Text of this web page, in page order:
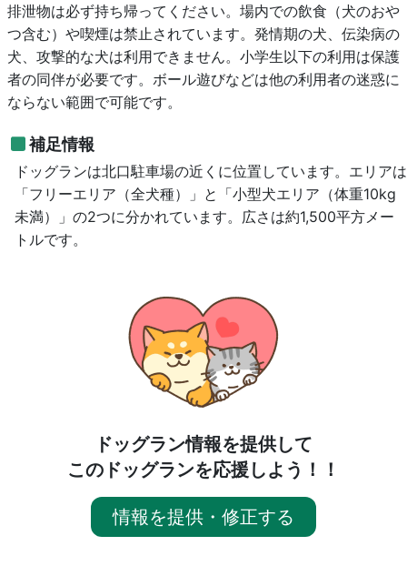
排泄物は必ず持ち帰ってください。場内での飲食（犬のおや
つ含む）や喫煙は禁止されています。発情期の犬、伝染病の
犬、攻撃的な犬は利用できません。小学生以下の利用は保護
者の同伴が必要です。ボール遊びなどは他の利用者の迷惑に
ならない範囲で可能です。
補足情報
ドッグランは北口駐車場の近くに位置しています。エリアは
「フリーエリア（全犬種）」と「小型犬エリア（体重10kg
未満）」の2つに分かれています。広さは約1,500平方メー
トルです。
ドッグラン情報を提供して
このドッグランを応援しよう！！
情報を提供・修正する